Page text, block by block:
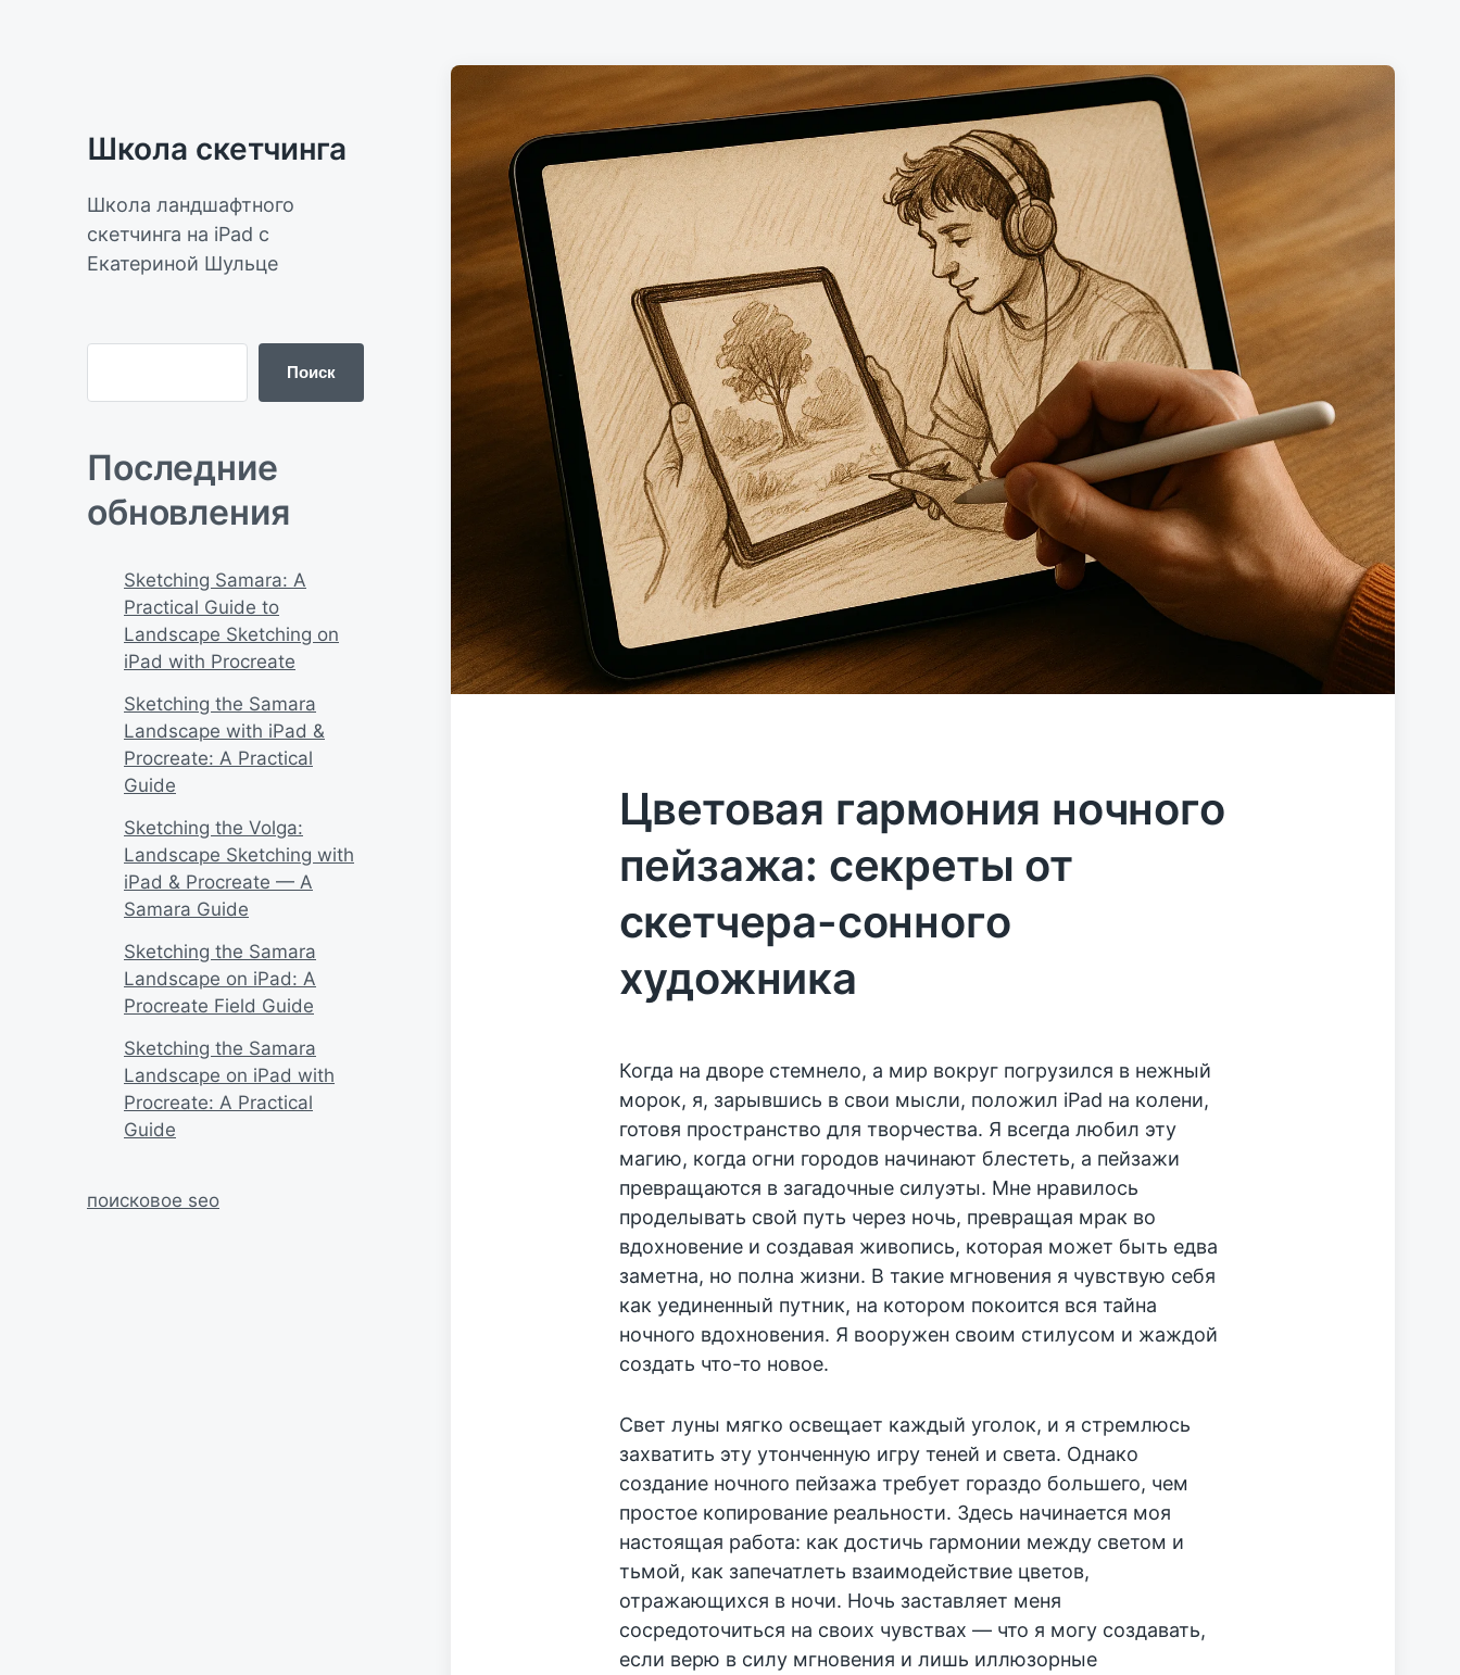
Школа скетчинга
Школа ландшафтного
скетчинга на iPad с
Екатериной Шульце
Поиск
Последние
обновления
Sketching Samara: A
Practical Guide to
Landscape Sketching on
iPad with Procreate
Sketching the Samara
Landscape with iPad &
Procreate: A Practical
Guide
Sketching the Volga:
Landscape Sketching with
iPad & Procreate — A
Samara Guide
Sketching the Samara
Landscape on iPad: A
Procreate Field Guide
Sketching the Samara
Landscape on iPad with
Procreate: A Practical
Guide
поисковое seo
Цветовая гармония ночного
пейзажа: секреты от
скетчера-сонного
художника
Когда на дворе стемнело, а мир вокруг погрузился в нежный
морок, я, зарывшись в свои мысли, положил iPad на колени,
готовя пространство для творчества. Я всегда любил эту
магию, когда огни городов начинают блестеть, а пейзажи
превращаются в загадочные силуэты. Мне нравилось
проделывать свой путь через ночь, превращая мрак во
вдохновение и создавая живопись, которая может быть едва
заметна, но полна жизни. В такие мгновения я чувствую себя
как уединенный путник, на котором покоится вся тайна
ночного вдохновения. Я вооружен своим стилусом и жаждой
создать что-то новое.
Свет луны мягко освещает каждый уголок, и я стремлюсь
захватить эту утонченную игру теней и света. Однако
создание ночного пейзажа требует гораздо большего, чем
простое копирование реальности. Здесь начинается моя
настоящая работа: как достичь гармонии между светом и
тьмой, как запечатлеть взаимодействие цветов,
отражающихся в ночи. Ночь заставляет меня
сосредоточиться на своих чувствах — что я могу создавать,
если верю в силу мгновения и лишь иллюзорные